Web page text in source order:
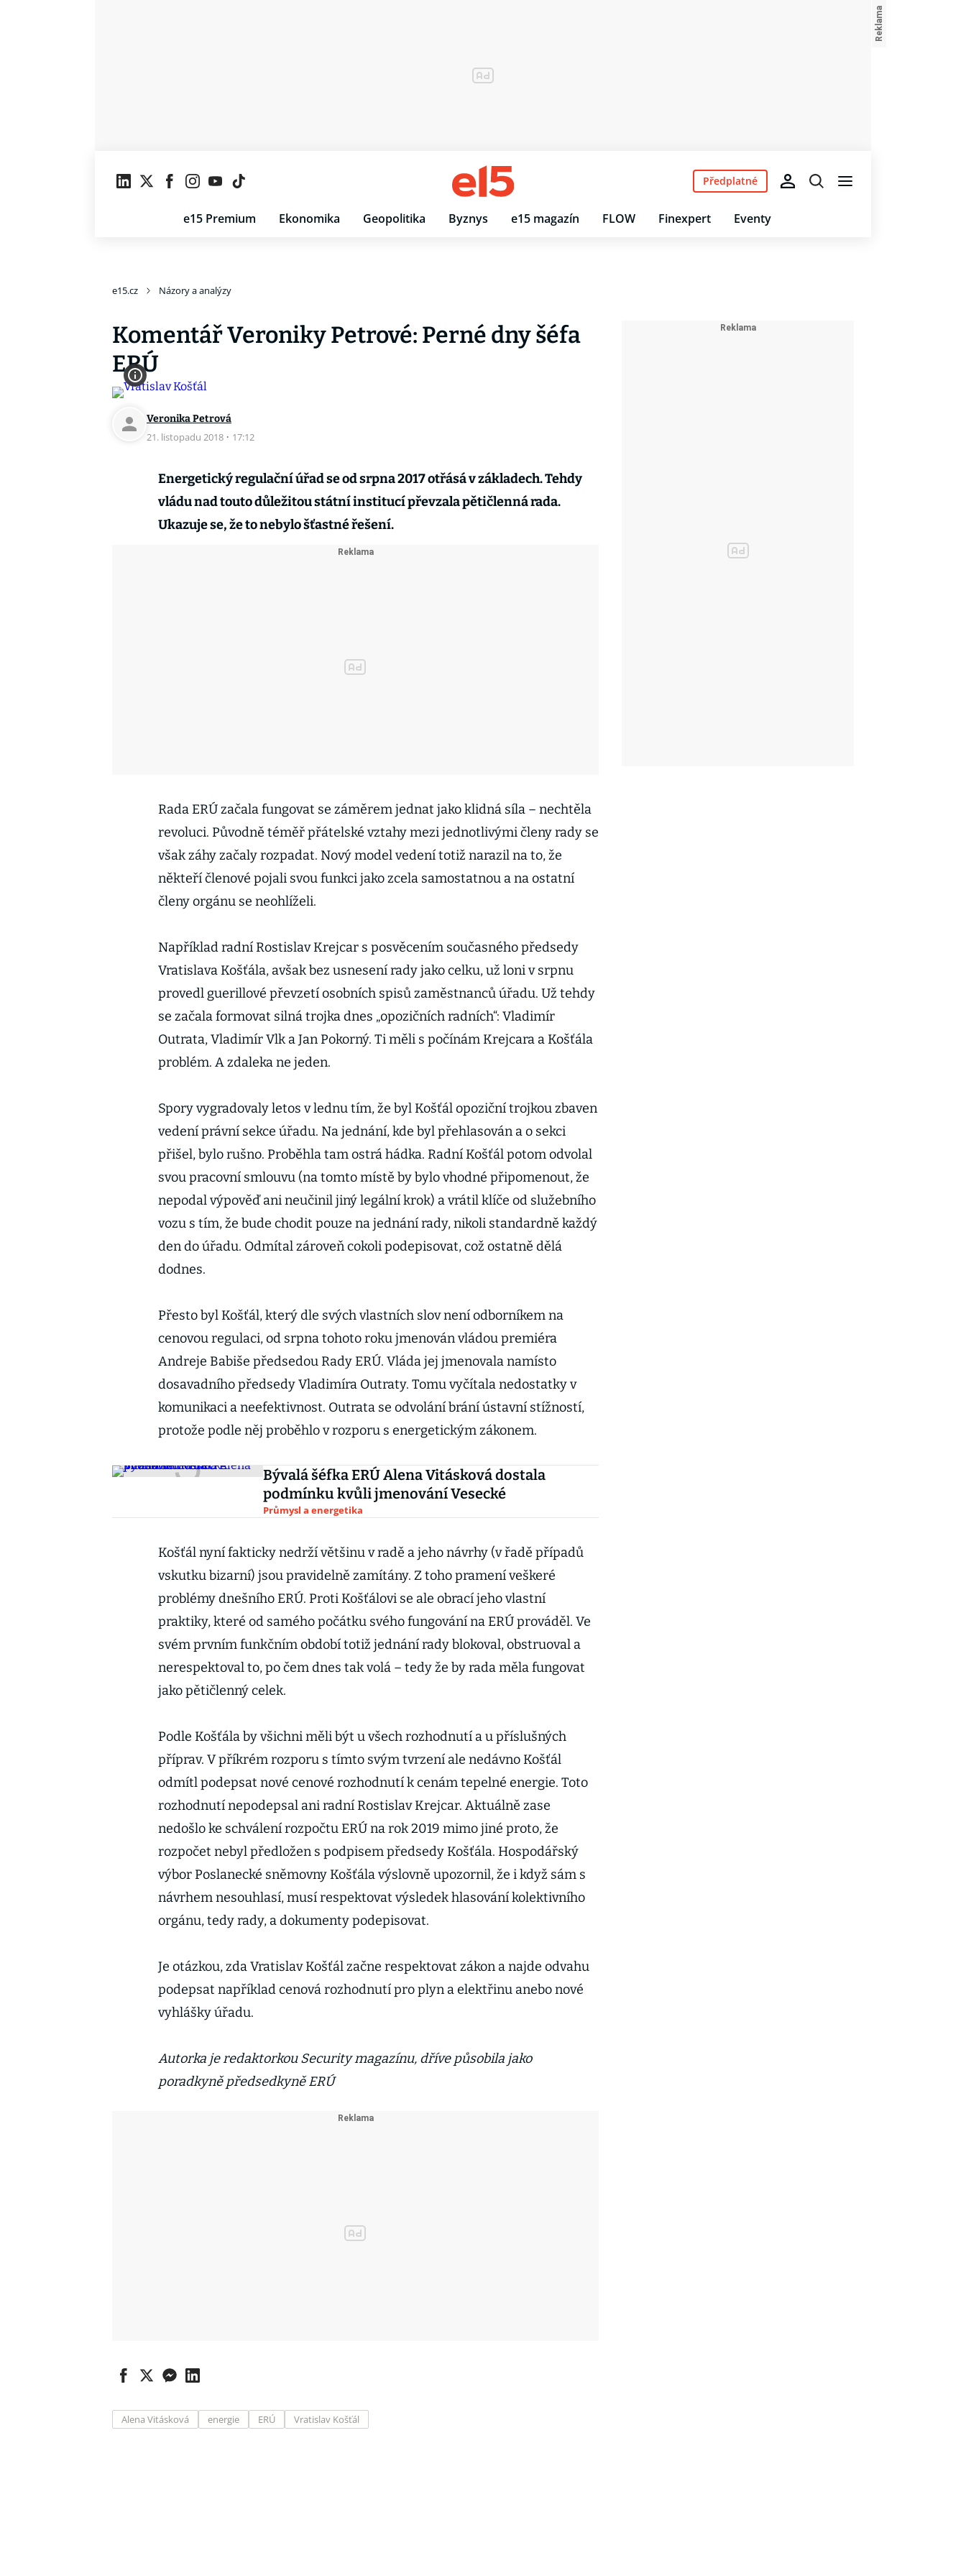
e15 Premium Ekonomika Geopolitika Byznys e15 magazín FLOW Finexpert Eventy
Předplatné
e15.cz Názory a analýzy
Komentář Veroniky Petrové: Perné dny šéfa
ERÚ
Veronika Petrová
21. listopadu 2018 · 17:12
Energetický regulační úřad se od srpna 2017 otřásá v základech. Tehdy
vládu nad touto důležitou státní institucí převzala pětičlenná rada.
Ukazuje se, že to nebylo šťastné řešení.
Rada ERÚ začala fungovat se záměrem jednat jako klidná síla – nechtěla
revoluci. Původně téměř přátelské vztahy mezi jednotlivými členy rady se
však záhy začaly rozpadat. Nový model vedení totiž narazil na to, že
někteří členové pojali svou funkci jako zcela samostatnou a na ostatní
členy orgánu se neohlíželi.
Například radní Rostislav Krejcar s posvěcením současného předsedy
Vratislava Košťála, avšak bez usnesení rady jako celku, už loni v srpnu
provedl guerillové převzetí osobních spisů zaměstnanců úřadu. Už tehdy
se začala formovat silná trojka dnes „opozičních radních“: Vladimír
Outrata, Vladimír Vlk a Jan Pokorný. Ti měli s počínám Krejcara a Košťála
problém. A zdaleka ne jeden.
Spory vygradovaly letos v lednu tím, že byl Košťál opoziční trojkou zbaven
vedení právní sekce úřadu. Na jednání, kde byl přehlasován a o sekci
přišel, bylo rušno. Proběhla tam ostrá hádka. Radní Košťál potom odvolal
svou pracovní smlouvu (na tomto místě by bylo vhodné připomenout, že
nepodal výpověď ani neučinil jiný legální krok) a vrátil klíče od služebního
vozu s tím, že bude chodit pouze na jednání rady, nikoli standardně každý
den do úřadu. Odmítal zároveň cokoli podepisovat, což ostatně dělá
dodnes.
Přesto byl Košťál, který dle svých vlastních slov není odborníkem na
cenovou regulaci, od srpna tohoto roku jmenován vládou premiéra
Andreje Babiše předsedou Rady ERÚ. Vláda jej jmenovala namísto
dosavadního předsedy Vladimíra Outraty. Tomu vyčítala nedostatky v
komunikaci a neefektivnost. Outrata se odvolání brání ústavní stížností,
protože podle něj proběhlo v rozporu s energetickým zákonem.
Bývalá šéfka ERÚ Alena Vitásková dostala
podmínku kvůli jmenování Vesecké
Průmysl a energetika
Košťál nyní fakticky nedrží většinu v radě a jeho návrhy (v řadě případů
vskutku bizarní) jsou pravidelně zamítány. Z toho pramení veškeré
problémy dnešního ERÚ. Proti Košťálovi se ale obrací jeho vlastní
praktiky, které od samého počátku svého fungování na ERÚ prováděl. Ve
svém prvním funkčním období totiž jednání rady blokoval, obstruoval a
nerespektoval to, po čem dnes tak volá – tedy že by rada měla fungovat
jako pětičlenný celek.
Podle Košťála by všichni měli být u všech rozhodnutí a u příslušných
příprav. V příkrém rozporu s tímto svým tvrzení ale nedávno Košťál
odmítl podepsat nové cenové rozhodnutí k cenám tepelné energie. Toto
rozhodnutí nepodepsal ani radní Rostislav Krejcar. Aktuálně zase
nedošlo ke schválení rozpočtu ERÚ na rok 2019 mimo jiné proto, že
rozpočet nebyl předložen s podpisem předsedy Košťála. Hospodářský
výbor Poslanecké sněmovny Košťála výslovně upozornil, že i když sám s
návrhem nesouhlasí, musí respektovat výsledek hlasování kolektivního
orgánu, tedy rady, a dokumenty podepisovat.
Je otázkou, zda Vratislav Košťál začne respektovat zákon a najde odvahu
podepsat například cenová rozhodnutí pro plyn a elektřinu anebo nové
vyhlášky úřadu.
Autorka je redaktorkou Security magazínu, dříve působila jako
poradkyně předsedkyně ERÚ
Alena Vitásková energie ERÚ Vratislav Košťál